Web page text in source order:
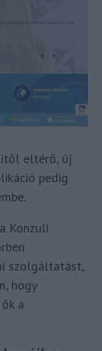
eltérő, új
pedig
Konzuli
szolgáltatást,
hogy
a